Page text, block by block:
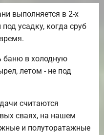
выполняется в 2-х
усадку, когда сруб
баню в холодную
летом - не под
считаются
сваях, на нашем
и полуторатажные